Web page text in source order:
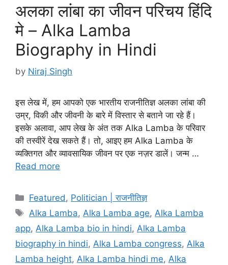
अलका लांबा का जीवन परिचय हिंदि
मे – Alka Lamba
Biography in Hindi
by Niraj Singh
इस लेख में, हम आपको एक भारतीय राजनीतिज्ञ अलका लांबा की
उम्र, विकी और जीवनी के बारे में विस्तार से बताने जा रहे हैं।
इसके अलावा, आप लेख के अंत तक Alka Lamba के परिवार
की तस्वीरें देख सकते हैं। तो, आइए हम Alka Lamba के
व्यक्तिगत और व्यावसायिक जीवन पर एक नज़र डालें। जन्म …
Read more
Categories
Featured, Politician | राजनीतिज्ञ
Tags
Alka Lamba,Alka Lamba age,Alka Lamba
app, Alka Lamba bio in hindi, Alka Lamba
biography in hindi, Alka Lamba congress, Alka
Lamba height, Alka Lamba hindi me, Alka